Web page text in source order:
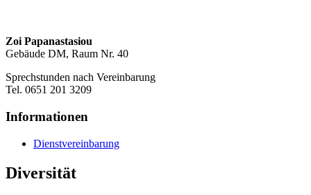
Zoi Papanastasiou
Gebäude DM, Raum Nr. 40
Sprechstunden nach Vereinbarung
Tel. 0651 201 3209
Informationen
Dienstvereinbarung
Diversität